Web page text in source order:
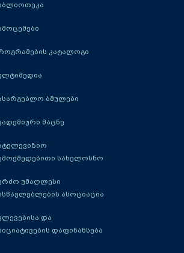
კატალოგი
ბმულები
მაცნე
სახელოსნო
უმაღლესი
ასოციაცია
და
დაფინანსება